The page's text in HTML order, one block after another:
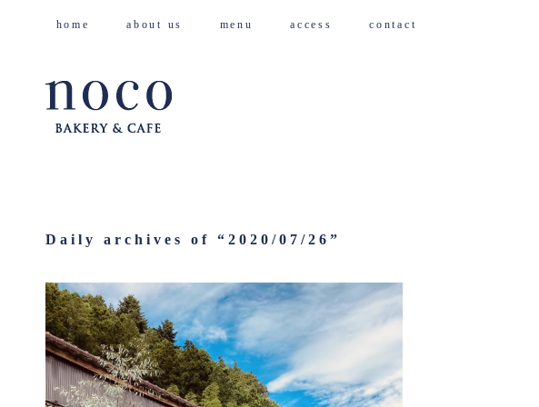
home about us menu access contact
Daily archives of “ 2020/07/26 ”
2020/07/26